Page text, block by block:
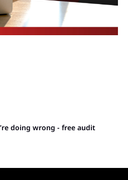
doing wrong - free audit